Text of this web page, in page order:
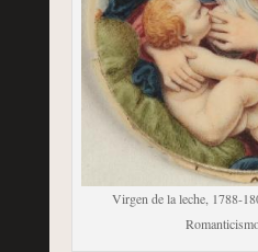
Virgen de la leche, 1788-